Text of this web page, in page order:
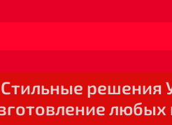
любых